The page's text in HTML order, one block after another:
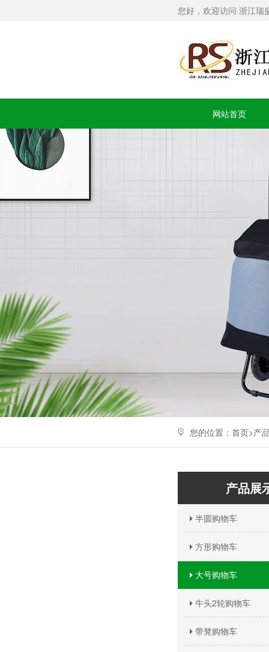
您好，欢迎访问 浙江瑞
网站首页
您的位置： 首页>产
产品展
半圆购物车
方形购物车
大号购物车
牛头2轮购物车
带凳购物车